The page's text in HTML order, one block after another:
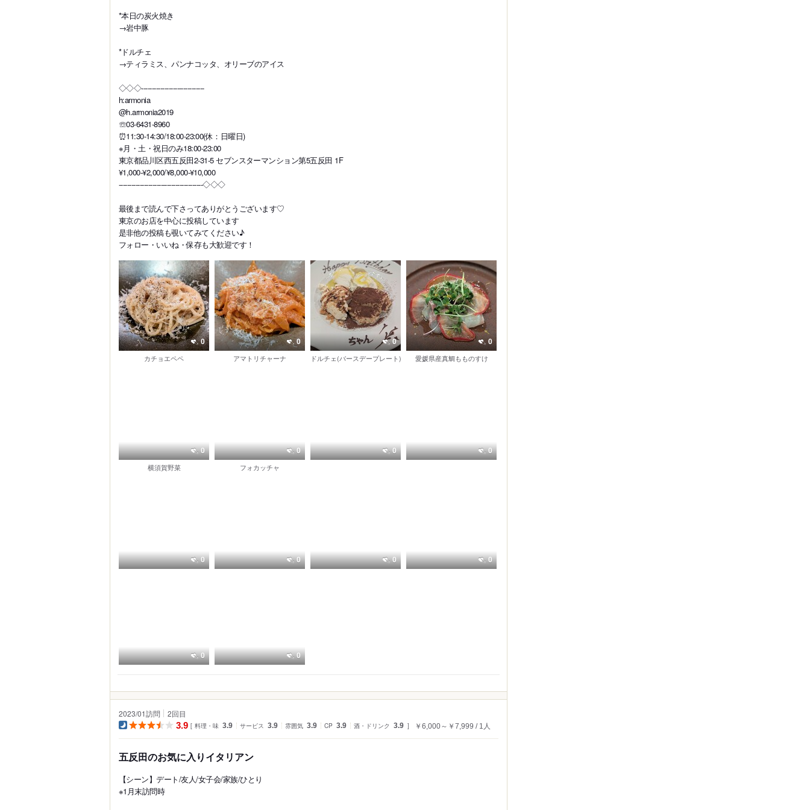
*本日の炭火焼き
→岩中豚
*ドルチェ
→ティラミス、パンナコッタ、オリーブのアイス
◇◇◇------------------------------
h:armonia
@h.armonia2019
☏03-6431-8960
⏰11:30-14:30/18:00-23:00(休：日曜日)
※月・土・祝日のみ18:00-23:00
東京都品川区西五反田2-31-5 セブンスターマンション第5五反田 1F
¥1,000-¥2,000/¥8,000-¥10,000
----------------------------------------◇◇◇
最後まで読んで下さってありがとうございます♡
東京のお店を中心に投稿しています
是非他の投稿も覗いてみてください♪
フォロー・いいね・保存も大歓迎です！
0
カチョエペペ
0
アマトリチャーナ
0
ドルチェ(バースデープレート)
0
愛媛県産真鯛もものすけ
0
横須賀野菜
0
フォカッチャ
0 0
0 0 0 0
0 0
2023/01訪問 2回目
3.9
料理・味 3.9 サービス 3.9 雰囲気 3.9 CP 3.9 酒・ドリンク 3.9 ￥6,000～￥7,999 1人
五反田のお気に入りイタリアン
【シーン】デート/友人/女子会/家族/ひとり
※1月末訪問時